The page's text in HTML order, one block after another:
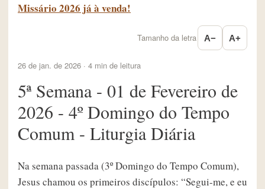
Missário 2026 já à venda!
Tamanho da letra A− A+
26 de jan. de 2026 · 4 min de leitura
5ª Semana - 01 de Fevereiro de
2026 - 4º Domingo do Tempo
Comum - Liturgia Diária
Na semana passada (3º Domingo do Tempo Comum),
Jesus chamou os primeiros discípulos: “Segui-me, e eu